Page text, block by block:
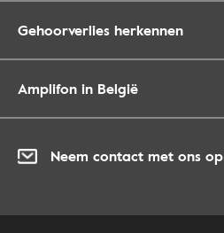
Gehoorverlies herkennen
Amplifon in België
Neem contact met ons op